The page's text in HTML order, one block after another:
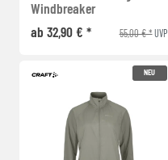
Windbreaker
ab 32,90 € *
55,00 € *UVP
NEU